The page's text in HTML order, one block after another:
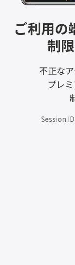
ご利用の
制
不正な
プレ
Session